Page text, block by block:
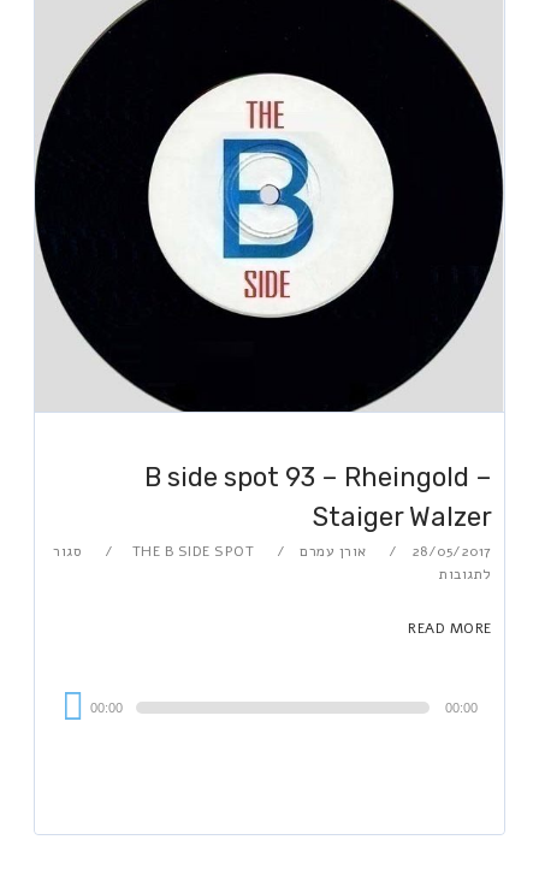
B side spot 93 – Rheingold –
Staiger Walzer
28/05/2017 אורן עמרם THE B SIDE SPOT
סגור
לתגובות
READ MORE
00:00 00:00